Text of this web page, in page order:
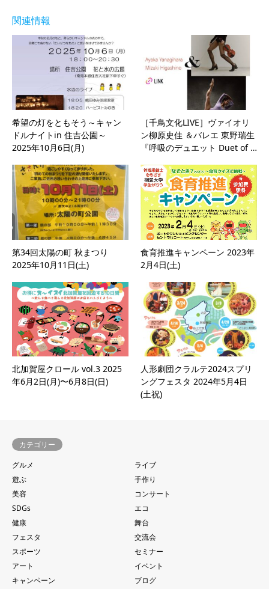
関連情報
希望の灯をともそう～キャン
ドルナイトin 住吉公園～
2025年10月6日(月)
［千鳥文化LIVE］ヴァイオリ
ン柳原史佳 ＆バレエ 東野瑞生
『呼吸のデュエット Duet of …
第34回太陽の町 秋まつり
2025年10月11日(土)
食育推進キャンペーン 2023年
2月4日(土)
北加賀屋クロール vol.3 2025
年6月2日(月)〜6月8日(日)
人形劇団クラルテ2024スプリ
ングフェスタ 2024年5月4日
(土祝)
カテゴリー
グルメ
ライブ
遊ぶ
手作り
美容
コンサート
SDGs
エコ
健康
舞台
フェスタ
交流会
スポーツ
セミナー
アート
イベント
キャンペーン
ブログ